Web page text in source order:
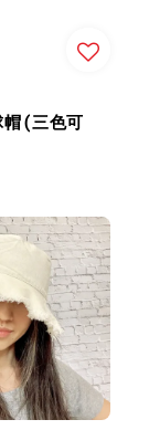
帽(三色可